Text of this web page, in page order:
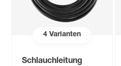
4Varianten
Schlauchleitung